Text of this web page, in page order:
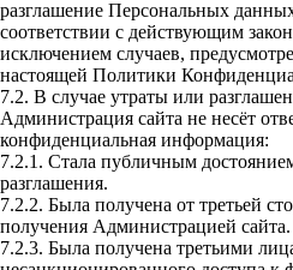
разглашение Персональных
соответствии с действующим
исключением случаев,
настоящей Политики
7.2. В случае утраты или
Администрация сайта не несёт
конфиденциальная информация:
7.2.1. Стала публичным
разглашения.
7.2.2. Была получена от третьей
получения Администрацией сайта.
7.2.3. Была получена третьими